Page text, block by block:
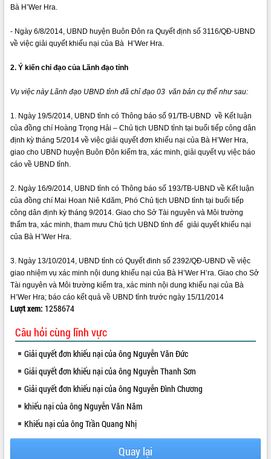
VIDEO
Loading the player...
Khám bệnh, cấp phát thuốc miễn phí
Hội nghị UBND tỉnh Đắk Lắk thường kỳ
tháng 7/2026
Lễ truy tặng danh hiệu “Bà Mẹ Việt
Nam Anh hùng” và trao Huân chương
Lao động
UBND tỉnh Đắk Lắk triển khai nhiệm
vụ 6 tháng cuối năm 2026
Kỳ họp thứ Hai, Hội đồng nhân dân
tỉnh khóa XI quyết nghị nhiều nội dung
quan trọng
Triết thăm, tặng quà người có công với
cách mạng
Rà soát, hoàn thiện hệ thống thiết chế
ALBUM ẢNH
Bà H’Wer Hra.
- Ngày 6/8/2014, UBND huyện Buôn Đôn ra Quyết định số 3116/QĐ-UBND
về việc giải quyết khiếu nại của Bà H’Wer Hra.
2. Ý kiến chỉ đạo của Lãnh đạo tỉnh
Vụ việc này Lãnh đạo UBND tỉnh đã chỉ đạo 03 văn bản cụ thể như sau:
1. Ngày 19/5/2014, UBND tỉnh có Thông báo số 91/TB-UBND về Kết luận
của đồng chí Hoàng Trọng Hải – Chủ tịch UBND tỉnh tại buổi tiếp công dân
định kỳ tháng 5/2014 về việc giải quyết đơn khiếu nại của Bà H’Wer Hra,
giao cho UBND huyện Buôn Đôn kiểm tra, xác minh, giải quyết vụ việc báo
cáo về UBND tỉnh.
2. Ngày 16/9/2014, UBND tỉnh có Thông báo số 193/TB-UBND về Kết luận
của đồng chí Mai Hoan Niê Kdăm, Phó Chủ tịch UBND tỉnh tại buổi tiếp
công dân định kỳ tháng 9/2014. Giao cho Sở Tài nguyên và Môi trường
thẩm tra, xác minh, tham mưu Chủ tịch UBND tỉnh để giải quyết khiếu nại
của Bà H’Wer Hra.
3. Ngày 13/10/2014, UBND tỉnh có Quyết đinh số 2392/QĐ-UBND về việc
giao nhiệm vụ xác minh nội dung khiếu nại của Bà H’Wer H’ra. Giao cho Sở
Tài nguyên và Môi trường kiểm tra, xác minh nội dung khiếu nại của Bà
H’Wer Hra; báo cáo kết quả về UBND tỉnh trước ngày 15/11/2014
Lượt xem: 1258674
Câu hỏi cùng lĩnh vực
Giải quyết đơn khiếu nại của ông Nguyễn Văn Đức
Giải quyết đơn khiếu nại của ông Nguyễn Thanh Sơn
Giải quyết đơn khiếu nại của ông Nguyễn Đình Chương
khiếu nại của ông Nguyễn Văn Năm
Khiếu nại của ông Trần Quang Nhị
Quay lại